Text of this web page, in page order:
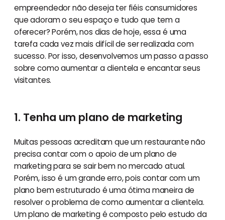
empreendedor não deseja ter fiéis consumidores
que adoram o seu espaço e tudo que tem a
oferecer? Porém, nos dias de hoje, essa é uma
tarefa cada vez mais difícil de ser realizada com
sucesso. Por isso, desenvolvemos um passo a passo
sobre como aumentar a clientela e encantar seus
visitantes.
1. Tenha um plano de marketing
Muitas pessoas acreditam que um restaurante não
precisa contar com o apoio de um plano de
marketing para se sair bem no mercado atual.
Porém, isso é um grande erro, pois contar com um
plano bem estruturado é uma ótima maneira de
resolver o problema de como aumentar a clientela.
Um plano de marketing é composto pelo estudo da